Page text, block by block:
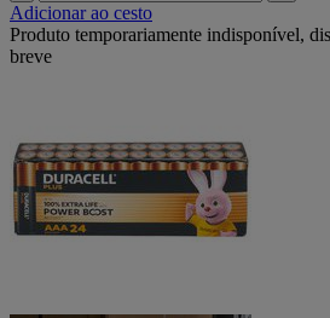
Adicionar ao cesto
Produto temporariamente indisponível,
breve